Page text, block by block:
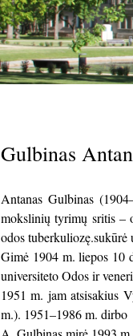
Gulbinas
Antanas Gulbinas
mokslinių tyrimų sritis –
odos
Gimė 1904 m. liepos 10
universiteto Odos ir
1951 m. jam atsisakius
m.). 1951–1986 m. dirbo